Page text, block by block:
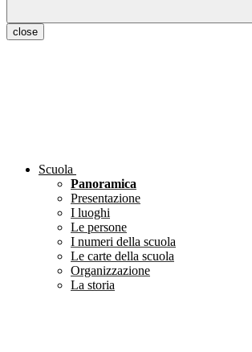
close
Scuola
Panoramica
Presentazione
I luoghi
Le persone
I numeri della scuola
Le carte della scuola
Organizzazione
La storia